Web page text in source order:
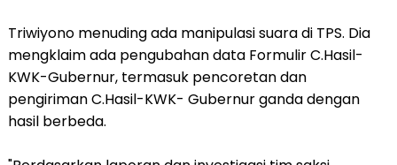
Triwiyono menuding ada manipulasi suara di TPS. Dia
mengklaim ada pengubahan data Formulir C.Hasil-
KWK-Gubernur, termasuk pencoretan dan
pengiriman C.Hasil-KWK- Gubernur ganda dengan
hasil berbeda.